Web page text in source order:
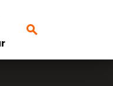
search